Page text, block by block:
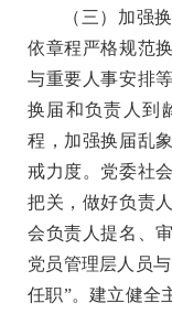
（三）加强
依章程严格规范
与重要人事安排
换届和负责人到
程，加强换届乱
戒力度。党委社
把关，做好负责
会负责人提名、
党员管理层人员
任职”。建立健全